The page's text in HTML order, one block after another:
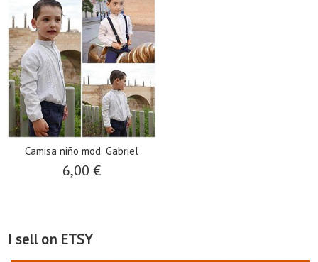
I sell on ETSY
Camisa niño mod. Gabriel
6,00 €